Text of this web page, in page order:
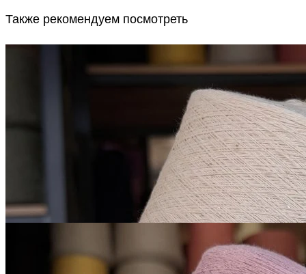
Также рекомендуем посмотреть
Микропайетки на хлопке
хлопок 90%, пайетки 10%
бледный розово-
Микропайетки на
хлопке